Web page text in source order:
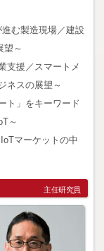
む製造現場／建設
望～
支援／スマートメ
ネスの展望～
ト」をキーワード
～
マーケットの中
主任研究員